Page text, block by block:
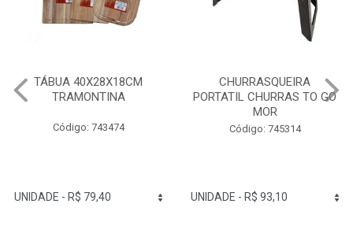
TÁBUA 40X28X18CM
TRAMONTINA
Código: 743474
CHURRASQUEIRA
PORTATIL CHURRAS TO GO
MOR
Código: 745314